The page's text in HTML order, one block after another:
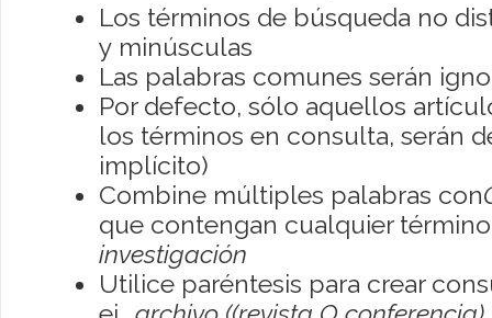
Los términos de búsqueda no
y minúsculas
Las palabras comunes serán
Por defecto, sólo aquellos
los términos en consulta, serán
implícito)
Combine múltiples palabras con
que contengan cualquier
investigación
Utilice paréntesis para crear